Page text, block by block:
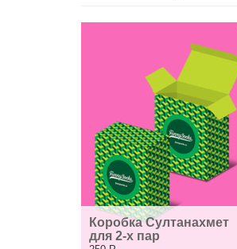
Коробка Султанахмет
для 2-х пар